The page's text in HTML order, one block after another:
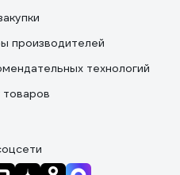
производителей
технологий
товаров